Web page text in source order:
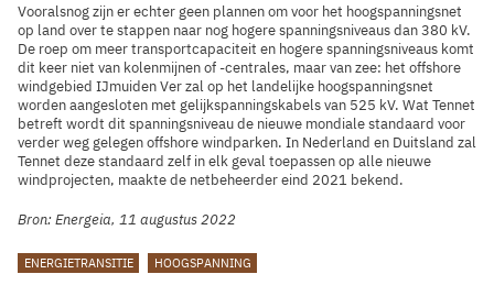
Vooralsnog zijn er echter geen plannen om voor het hoogspanningsnet
op land over te stappen naar nog hogere spanningsniveaus dan 380 kV.
De roep om meer transportcapaciteit en hogere spanningsniveaus komt
dit keer niet van kolenmijnen of -centrales, maar van zee: het offshore
windgebied IJmuiden Ver zal op het landelijke hoogspanningsnet
worden aangesloten met gelijkspanningskabels van 525 kV. Wat Tennet
betreft wordt dit spanningsniveau de nieuwe mondiale standaard voor
verder weg gelegen offshore windparken. In Nederland en Duitsland zal
Tennet deze standaard zelf in elk geval toepassen op alle nieuwe
windprojecten, maakte de netbeheerder eind 2021 bekend.
Bron: Energeia, 11 augustus 2022
TAGS
ENERGIETRANSITIE HOOGSPANNING